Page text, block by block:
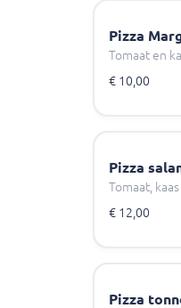
Pizza
Tomaat en
€ 10,00
Pizza
Tomaat,
€ 12,00
Pizza